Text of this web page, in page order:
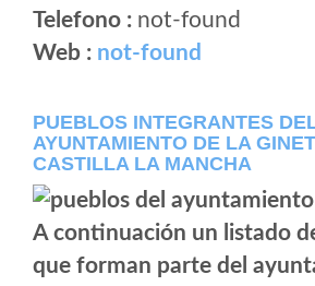
Telefono : not-found
Web : not-found
PUEBLOS INTEGRANTES
AYUNTAMIENTO DE LA
CASTILLA LA MANCHA
A continuación un listado
que forman parte del